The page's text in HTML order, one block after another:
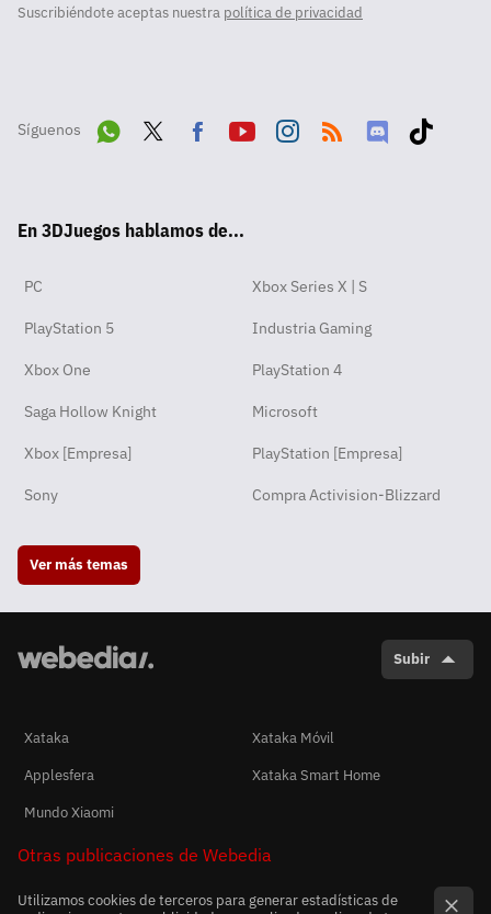
Suscribiéndote aceptas nuestra política de privacidad
Síguenos
pp
ok
En 3DJuegos hablamos de...
PC Xbox Series X | S
PlayStation 5 Industria Gaming
Xbox One PlayStation 4
Saga Hollow Knight Microsoft
Xbox [Empresa] PlayStation [Empresa]
Sony Compra Activision-Blizzard
Ver más temas
Subir
Xataka
Xataka Móvil
Applesfera
Xataka Smart Home
Mundo Xiaomi
Otras publicaciones de Webedia
Utilizamos cookies de terceros para generar estadísticas de